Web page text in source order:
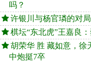
吗？
许银川与杨官璘的对
棋坛“东北虎”王嘉良
胡荣华 胜 藏如意，徐
中炮挺7卒